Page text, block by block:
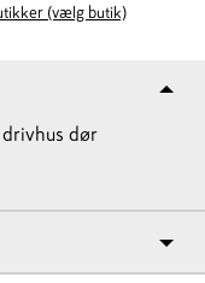
(vælg butik)
drivhus dør